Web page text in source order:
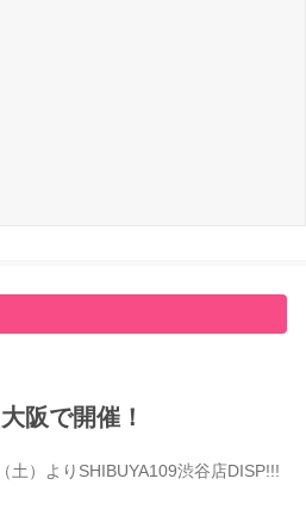
阪で開催！
）よりSHIBUYA109渋谷店DISP!!!